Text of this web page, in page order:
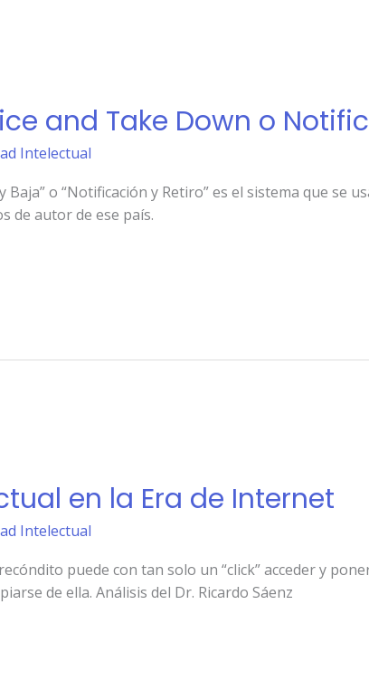
and Take Down o
Intelectual
o “Notificación y Retiro” es el sistema que se
de autor de ese país.
en la Era de Internet
Intelectual
puede con tan solo un “click” acceder y
de ella. Análisis del Dr. Ricardo Sáenz